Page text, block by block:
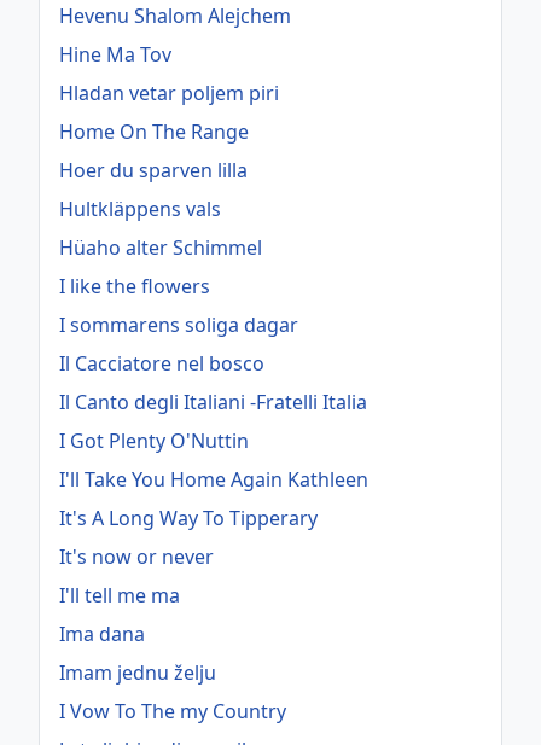
Hevenu Shalom Alejchem
Hine Ma Tov
Hladan vetar poljem piri
Home On The Range
Hoer du sparven lilla
Hultkläppens vals
Hüaho alter Schimmel
I like the flowers
I sommarens soliga dagar
Il Cacciatore nel bosco
Il Canto degli Italiani -Fratelli Italia
I Got Plenty O'Nuttin
I'll Take You Home Again Kathleen
It's A Long Way To Tipperary
It's now or never
I'll tell me ma
Ima dana
Imam jednu želju
I Vow To The my Country